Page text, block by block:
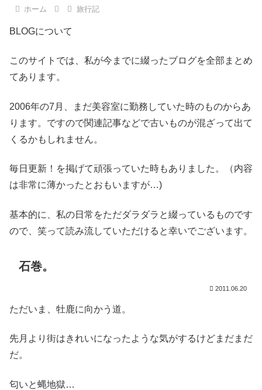
ホーム 旅行記
BLOGについて
このサイトでは、私が今までに綴ったブログを全部まとめ
てあります。
2006年の7月、まだ美容室に勤務していた時のものからあ
ります。ですので関連記事などで古いものが混ざって出て
くるかもしれません。
毎日更新！を掲げて頑張っていた時もありました。（内容
は非常に薄かったとおもいますが…)
基本的に、私の日常をただダラダラと綴っているものです
ので、笑って読み流していただけると幸いでございます。
石巻。
2011.06.20
ただいま、牡鹿に向かう道。
先月より街はきれいになったような気がするけどまだまだ
だ。
匂いと蝿地獄…